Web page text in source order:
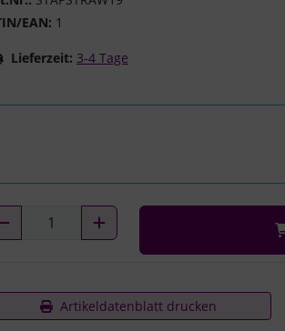
EAN: 1
Lieferzeit: 3-4 Tage
Artikeldatenblatt drucken